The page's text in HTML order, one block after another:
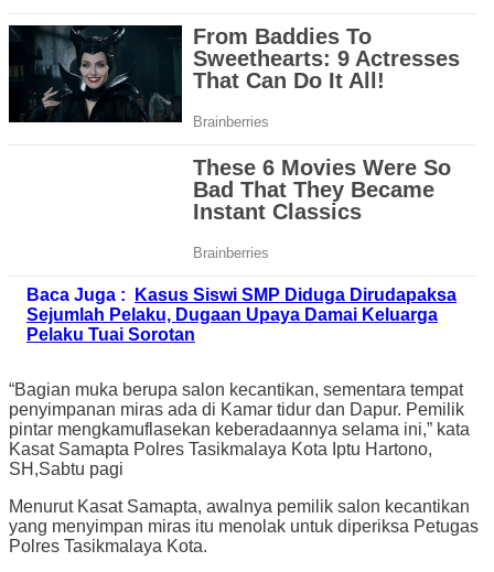
Baca Juga :
Kasus Siswi SMP Diduga Dirudapaksa
Sejumlah Pelaku, Dugaan Upaya Damai Keluarga
Pelaku Tuai Sorotan
“Bagian muka berupa salon kecantikan, sementara tempat
penyimpanan miras ada di Kamar tidur dan Dapur. Pemilik
pintar mengkamuflasekan keberadaannya selama ini,” kata
Kasat Samapta Polres Tasikmalaya Kota Iptu Hartono,
SH,Sabtu pagi
Menurut Kasat Samapta, awalnya pemilik salon kecantikan
yang menyimpan miras itu menolak untuk diperiksa Petugas
Polres Tasikmalaya Kota.